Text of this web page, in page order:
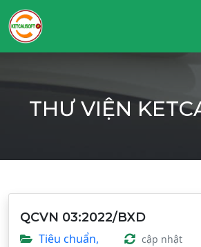
THƯ VIỆN
QCVN 03:2022/BXD
Tiêu chuẩn,
cập nhật